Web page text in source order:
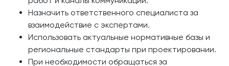
Назначить ответственного специалиста за
взаимодействие с экспертами.
Использовать актуальные нормативные базы и
региональные стандарты при проектировании.
При необходимости обращаться за